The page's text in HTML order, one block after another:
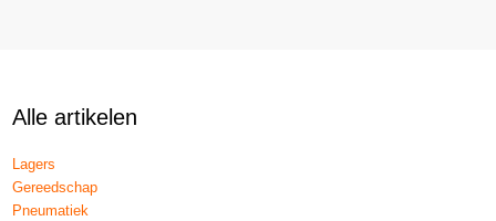
Alle artikelen
Lagers
Gereedschap
Pneumatiek